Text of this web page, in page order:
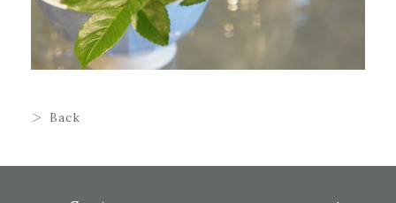
Back